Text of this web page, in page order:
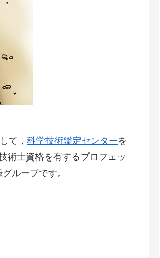
て， 科学技術鑑定センターを
術士資格を有するプロフェッ
ループです。